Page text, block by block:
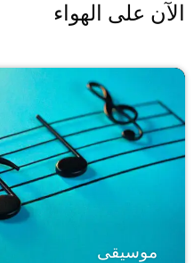
الآن على الهواء
موسيقى